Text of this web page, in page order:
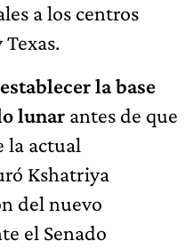
a los centros
establecer la base
lunar antes de que
la actual
Kshatriya
del nuevo
el Senado